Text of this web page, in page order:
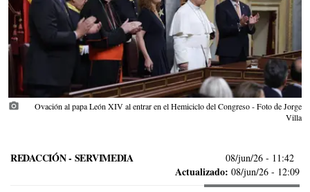
photo_camera
Ovación al papa León XIV al entrar en el Hemiciclo del Congreso - Foto de Jorge
Villa
REDACCIÓN - SERVIMEDIA 08/jun/26 - 11:42
Actualizado: 08/jun/26 - 12:09